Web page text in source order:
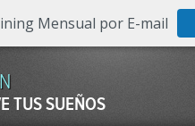
Mensual por E-mail
TUS SUEÑOS